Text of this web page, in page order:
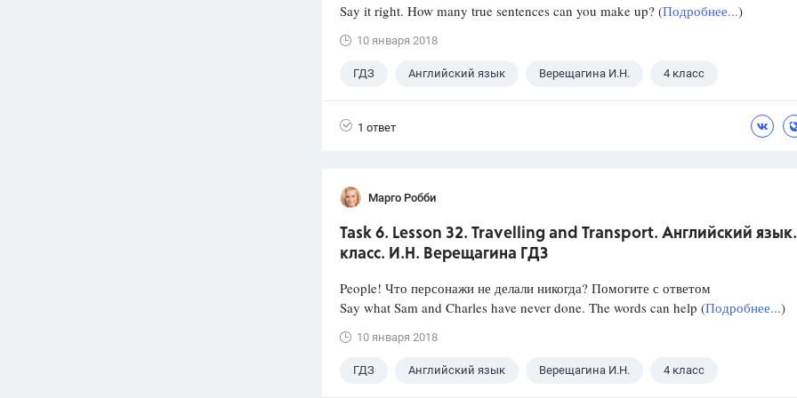
Say it right. How many true sentences can you make up? (Подробнее...)
10 января 2018
ГДЗ Английский язык Верещагина И.Н. 4 класс
1 ответ
Марго Робби
Task 6. Lesson 32. Travelling and Transport. Английский
класс. И.Н. Верещагина ГДЗ
People! Что персонажи не делали никогда? Помогите с ответом
Say what Sam and Charles have never done. The words can help (Подробнее...)
10 января 2018
ГДЗ Английский язык Верещагина И.Н. 4 класс